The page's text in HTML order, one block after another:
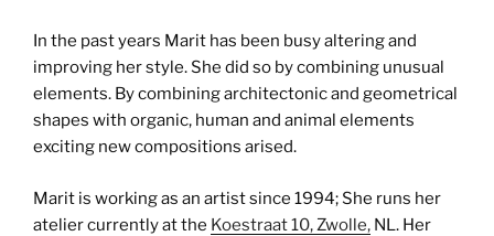
In the past years Marit has been busy altering and
improving her style. She did so by combining unusual
elements. By combining architectonic and geometrical
shapes with organic, human and animal elements
exciting new compositions arised.
Marit is working as an artist since 1994; She runs her
atelier currently at the Koestraat 10, Zwolle, NL. Her